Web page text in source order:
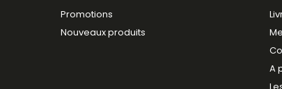
Promotions
Nouveaux produits
A